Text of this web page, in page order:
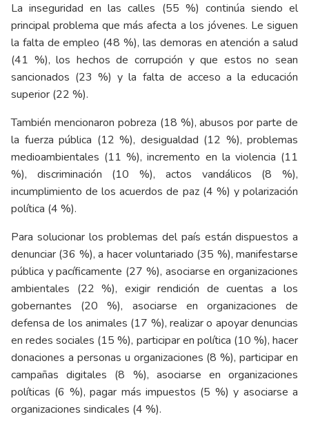
La inseguridad en las calles (55 %) continúa siendo el
principal problema que más afecta a los jóvenes. Le siguen
la falta de empleo (48 %), las demoras en atención a salud
(41 %), los hechos de corrupción y que estos no sean
sancionados (23 %) y la falta de acceso a la educación
superior (22 %).
También mencionaron pobreza (18 %), abusos por parte de
la fuerza pública (12 %), desigualdad (12 %), problemas
medioambientales (11 %), incremento en la violencia (11
%), discriminación (10 %), actos vandálicos (8 %),
incumplimiento de los acuerdos de paz (4 %) y polarización
política (4 %).
Para solucionar los problemas del país están dispuestos a
denunciar (36 %), a hacer voluntariado (35 %), manifestarse
pública y pacíficamente (27 %), asociarse en organizaciones
ambientales (22 %), exigir rendición de cuentas a los
gobernantes (20 %), asociarse en organizaciones de
defensa de los animales (17 %), realizar o apoyar denuncias
en redes sociales (15 %), participar en política (10 %), hacer
donaciones a personas u organizaciones (8 %), participar en
campañas digitales (8 %), asociarse en organizaciones
políticas (6 %), pagar más impuestos (5 %) y asociarse a
organizaciones sindicales (4 %).